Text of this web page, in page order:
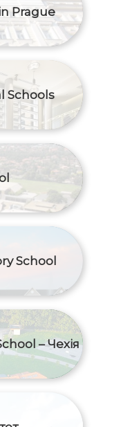
Prague
Schools
School
– Чехія